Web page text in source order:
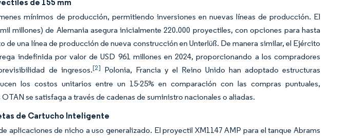
de 155 mm
mínimos de producción, permitiendo inversiones en nuevas líneas de producción. El
millones) de Alemania asegura inicialmente 220.000 proyectiles, con opciones para hasta
de una línea de producción de nueva construcción en Unterlüß. De manera similar, el Ejército
indefinida por valor de USD 961 millones en 2024, proporcionando a los compradores
de ingresos.[2] Polonia, Francia y el Reino Unido han adoptado estructuras
los costos unitarios entre un 15-25% en comparación con las compras puntuales,
se satisfaga a través de cadenas de suministro nacionales o aliadas.
de Cartucho Inteligente
aplicaciones de nicho a uso generalizado. El proyectil XM1147 AMP para el tanque Abrams